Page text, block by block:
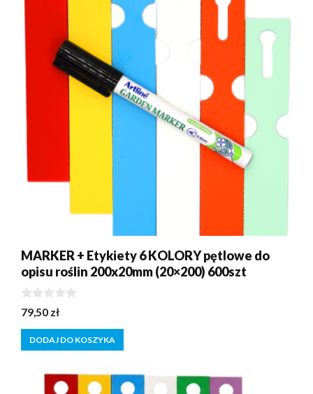
MARKER + Etykiety 6 KOLORY pętlowe do
opisu roślin 200x20mm (20×200) 600szt
0
z
5
79,50 zł
DODAJ DO KOSZYKA